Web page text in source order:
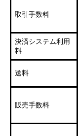
取引手数料
決済システム利用
料
送料
販売手数料